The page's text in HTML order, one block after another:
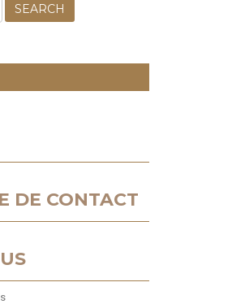
SEARCH
DE CONTACT